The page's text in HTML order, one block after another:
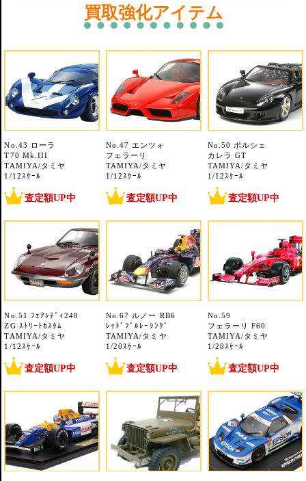
買取強化アイテム
No.43 ローラ
T70 Mk.III
TAMIYA/タミヤ
1/12ｽｹｰﾙ
査定額UP中
No.47 エンツォ
フェラーリ
TAMIYA/タミヤ
1/12ｽｹｰﾙ
査定額UP中
No.50 ポルシェ
カレラ GT
TAMIYA/タミヤ
1/12ｽｹｰﾙ
査定額UP中
No.51 ﾌｪｱﾚﾃﾞｨ240
ZG ｽﾄﾘｰﾄｶｽﾀﾑ
TAMIYA/タミヤ
1/12ｽｹｰﾙ
査定額UP中
No.67 ルノー RB6
ﾚｯﾄﾞﾌﾞﾙﾚｰｼﾝｸﾞ
TAMIYA/タミヤ
1/20ｽｹｰﾙ
査定額UP中
No.59
フェラーリ F60
TAMIYA/タミヤ
1/20ｽｹｰﾙ
査定額UP中